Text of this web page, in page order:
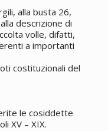
alla busta 26,
descrizione di
volle, difatti,
a importanti
costituzionali del
le cosiddette
XV – XIX.